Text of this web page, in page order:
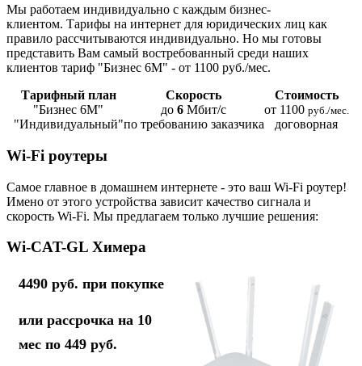
Мы работаем индивидуально с каждым бизнес-
клиентом. Тарифы на интернет для юридических лиц как
правило рассчитываются индивидуально. Но мы готовы
представить Вам самый востребованный среди наших
клиентов тариф "Бизнес 6М" - от 1100 руб./мес.
Тарифный план
Скорость
Стоимость
"Бизнес 6М"
до 6 Мбит/с от 1100 руб./мес.
"Индивидуальный"по требованию заказчика договорная
Wi-Fi роутеры
Самое главное в домашнем интернете - это ваш Wi-Fi роутер!
Имено от этого устройства зависит качество сигнала и
скорость Wi-Fi. Мы предлагаем только лучшие решения:
Wi-CAT-GL Химера
4490 руб. при покупке
или рассрочка на 10
мес по 449 руб.